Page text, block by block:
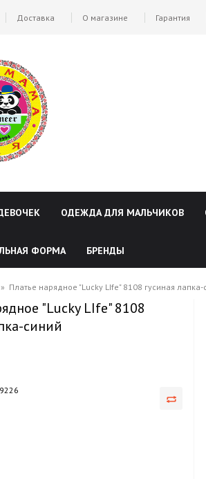
Доставка О магазине Гарантия
ОДЕЖДА ДЛЯ МАЛЬЧИКОВ
ФОРМА БРЕНДЫ
» Платье нарядное "Lucky LIfe" 8108 гусиная лапка-
"Lucky LIfe" 8108
синий